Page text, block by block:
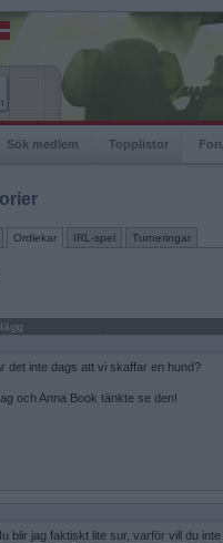
Sök medlem Topplistor
Ordlekar IRL-spel Turneringar
det inte dags att vi skaffar en hund?
och Anna Book tänkte se den!
blir jag faktiskt lite sur, varför vill du